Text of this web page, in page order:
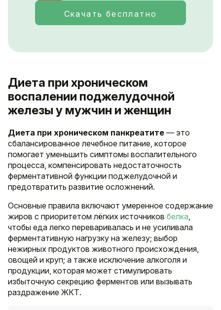
Скачать бесплатно
Диета при хроническом
воспалении поджелудочной
железы у мужчин и женщин
Диета при хроническом панкреатите — это
сбалансированное лечебное питание, которое
помогает уменьшить симптомы воспалительного
процесса, компенсировать недостаточность
ферментативной функции поджелудочной и
предотвратить развитие осложнений.
Основные правила включают умеренное содержание
жиров с приоритетом лёгких источников белка,
чтобы еда легко переваривалась и не усиливала
ферментативную нагрузку на железу; выбор
нежирных продуктов животного происхождения,
овощей и круп; а также исключение алкоголя и
продукции, которая может стимулировать
избыточную секрецию ферментов или вызывать
раздражение ЖКТ.